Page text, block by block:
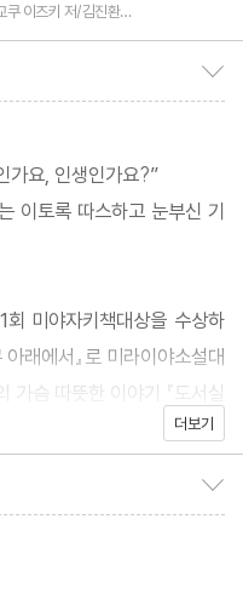
쿠 이즈키 저/김진환
가요, 인생인가요?”
이토록 따스하고 눈부신 기
회 미야자키책대상을 수상하
래에서』로 미라이야소설대
가슴 따뜻한 이야기 『도서실
운 분위기의 사서와 마주한
습을 보여주며 일상의 희망
빛을 찾아내는 아오야마 미
더보기